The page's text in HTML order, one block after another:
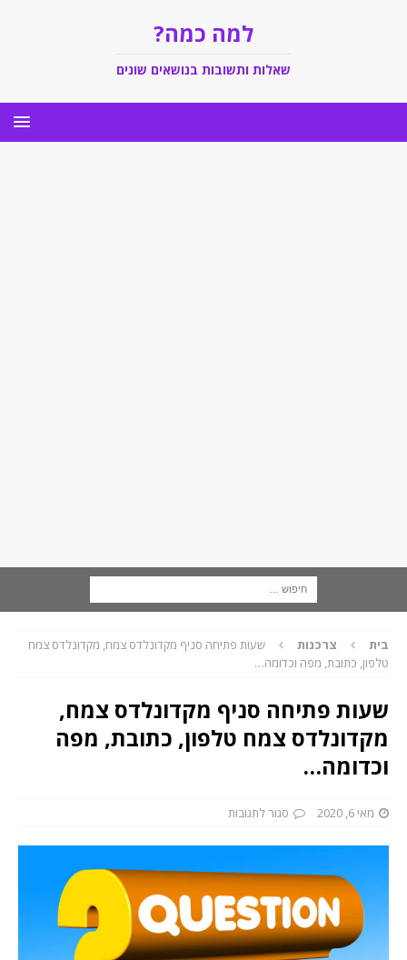
למה כמה?
שאלות ותשובות בנושאים שונים
בית צרכנות
שעות פתיחה סניף מקדונלדס צמח, מקדונלדס צמח
טלפון, כתובת, מפה וכדומה…
שעות פתיחה סניף מקדונלדס צמח,
מקדונלדס צמח טלפון, כתובת, מפה
וכדומה…
מאי 6, 2020 סגור לתגובות